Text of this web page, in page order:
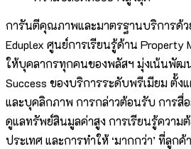
การันตีคุณภาพและมาตรฐานบริการด้ว
Eduplex ศูนย์การเรียนรู้ด้าน Property
ให้บุคลากรทุกคนของพลัสฯ มุ่งเน้นพัฒ
Success ของบริการระดับพรีเมียม ตั้ง
และบุคลิกภาพ การกล่าวต้อนรับ การสื่
ดูแลทรัพย์สินมูลค่าสูง การเรียนรู้ความ
ประเทศ และการทำให้ ‘มากกว่า’ ที่ลูก